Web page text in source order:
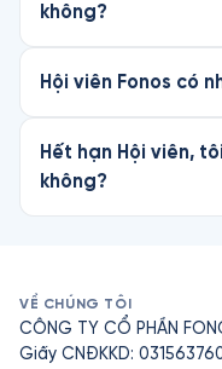
không?
Hội viên Fonos có
Hết hạn Hội viên,
không?
VỀ CHÚNG TÔI
CÔNG TY CỔ PHẦN
Giấy CNĐKKD: